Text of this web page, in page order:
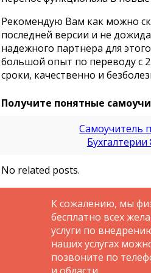
Рекомендую Вам как можно
последней версии и не
надежного партнера для
большой опыт по переводу с
сроки, качественно и
Получите понятные
Самоучитель
Бухгалтерии
No related posts.
К сожалению, мы
бесплатно всех
услуги по
наших услугах
позвоните по